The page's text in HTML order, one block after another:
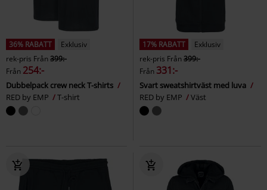
36% RABATT
Exklusiv
rek-pris Från399:-
Från 254:-
Dubbelpack crew neck T-shirts
RED by EMP
T-shirt
17% RABATT
Exklusiv
rek-pris Från399:-
Från 331:-
Svart sweatshirtväst med luva
RED by EMP
Väst